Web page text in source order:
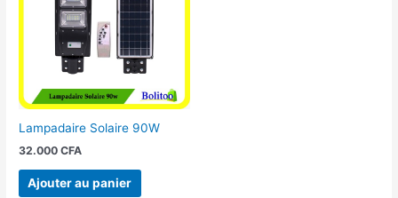
Lampadaire Solaire 90W
32.000CFA
Ajouter au panier